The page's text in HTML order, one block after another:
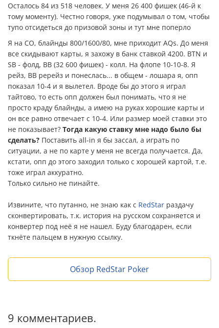
Осталось 84 из 518 человек. У меня 26 400 фишек (46-й к
тому моменту). Честно говоря, уже подумывал о том, чтобы
тупо отсидеться до призовой зоны и тут мне поперло
Я на СО, блайнды 800/1600/80, мне приходит AQs. До меня
все скидывают карты, я захожу в банк ставкой 4200. BTN и
SB - фолд, BB (32 600 фишек) - колл. На флопе 10-10-8. Я
рейз, ВВ ререйз и понеслась... в общем - лошара я, опп
показал 10-4 и я вылетел. Вроде бы до этого я играл
тайтово, то есть опп должен был понимать, что я не
просто краду блайнды, а имею на руках хорошие карты и
он все равно отвечает с 10-4. Или размер моей ставки это
не показывает? Тогда какую ставку мне надо было бы
сделать? Поставить all-in я бы зассал, а играть по
ситуации, а не по карте у меня не всегда получается. Да,
кстати, опп до этого заходил только с хорошей картой, т.е.
тоже играл аккуратно.
Только сильно не пинайте.
Извините, что путанно, не знаю как с RedStar раздачу
сконвертировать, т.к. история на русском сохраняется и
конвертер под неё я не нашел. Буду благодарен, если
ткнёте пальцем в нужную ссылку.
Обзор RedStar Poker
9 комментариев.